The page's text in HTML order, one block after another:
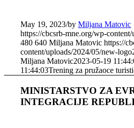
May 19, 2023/byMiljana Matovic
https://cbcsrb-mne.org/wp-
480 640 Miljana Matovic https://
content/uploads/2024/05/new-
Miljana Matovic2023-05-19
11:44:03Trening za pružaoce
MINISTARSTVO ZA
INTEGRACIJE